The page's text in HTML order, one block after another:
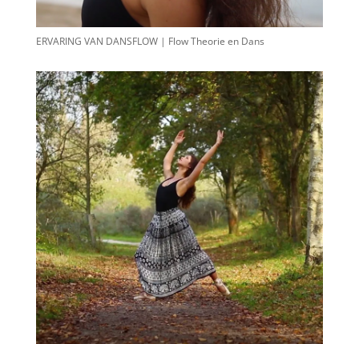
ERVARING VAN DANSFLOW | Flow Theorie en Dans